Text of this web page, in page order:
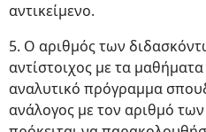
αντικείμενο.
5. Ο αριθμός των
αντίστοιχος με τα
αναλυτικό πρόγραμμα
ανάλογος με τον αριθμό